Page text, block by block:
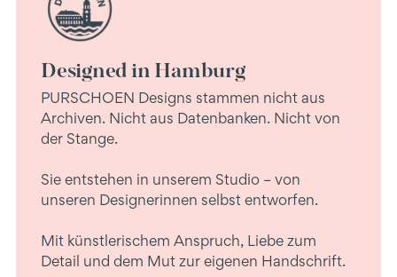
Designed in Hamburg
PURSCHOEN Designs stammen nicht aus
Archiven. Nicht aus Datenbanken. Nicht von
der Stange.
Sie entstehen in unserem Studio – von
unseren Designerinnen selbst entworfen.
Mit künstlerischem Anspruch, Liebe zum
Detail und dem Mut zur eigenen Handschrift.